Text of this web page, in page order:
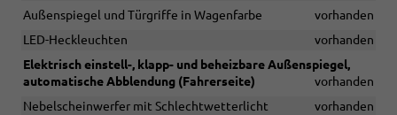
Außenspiegel und Türgriffe in Wagenfarbe
vorhanden
LED-Heckleuchten
vorhanden
Elektrisch einstell-, klapp- und beheizbare Außenspiegel,
automatische Abblendung (Fahrerseite)
vorhanden
Nebelscheinwerfer mit Schlechtwetterlicht
vorhanden